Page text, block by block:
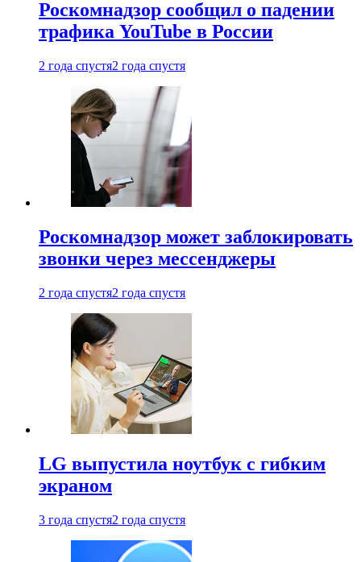
Роскомнадзор сообщил о падении
трафика YouTube в России
2 года спустя2 года спустя
Роскомнадзор может заблокировать
звонки через мессенджеры
2 года спустя2 года спустя
LG выпустила ноутбук с гибким
экраном
3 года спустя2 года спустя